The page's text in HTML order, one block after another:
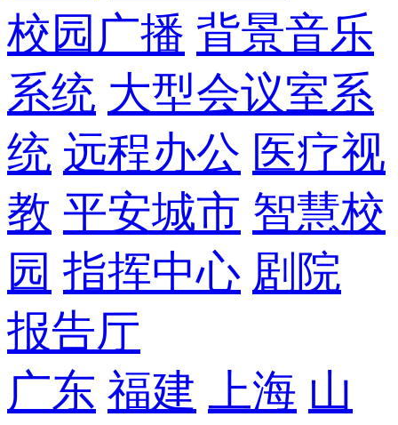
校园广播 背景音乐
系统 大型会议室系
统 远程办公 医疗视
教 平安城市 智慧校
园 指挥中心 剧院
报告厅
广东 福建 上海 山